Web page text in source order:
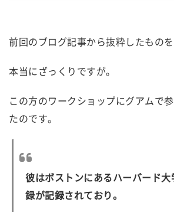
前回のブログ記事から抜粋したものを
本当にざっくりですが。
この方のワークショップにグアムで
たのです。
彼はボストンにあるハーバード
録が記録されており。